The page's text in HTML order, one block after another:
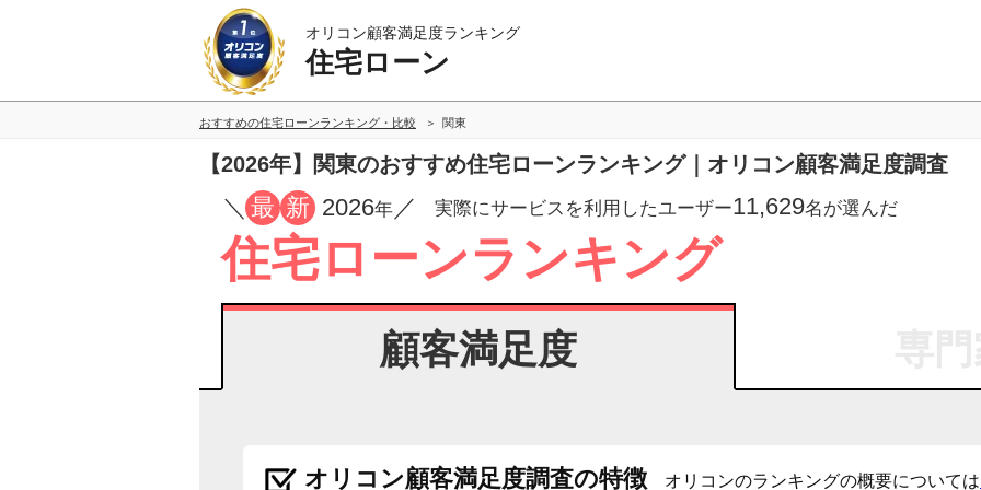
オリコン顧客満足度ランキング
住宅ローン
おすすめの住宅ローンランキング・比較 関東
【2026年】関東のおすすめ住宅ローンランキング｜オリコン顧客満足度調査
／ 最 新 2026年 ／ 実際にサービスを利用したユーザー11,629名が選んだ
住宅ローンランキング
顧客満足度
オリコン顧客満足度調査の特徴 オリコンのランキングの概要については